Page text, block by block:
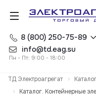
8 (800) 250-75-89
info@td.eag.su
Пн - Пт: 9:00 - 18:00
ТД Электроагрегат
Каталог. Контейнерные